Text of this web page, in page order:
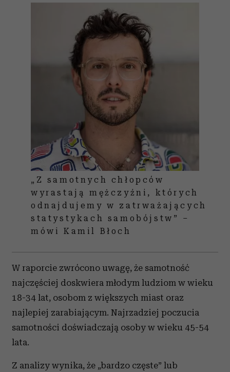
„Z samotnych chłopców
wyrastają mężczyźni, których
odnajdujemy w zatrważających
statystykach samobójstw” –
mówi Kamil Błoch
W raporcie zwrócono uwagę, że samotność
najczęściej doskwiera młodym ludziom w wieku
18-34 lat, osobom z większych miast oraz
najlepiej zarabiającym. Najrzadziej poczucia
samotności doświadczają osoby w wieku 45-54
lata.
Z analizy wynika, że „bardzo częste” lub